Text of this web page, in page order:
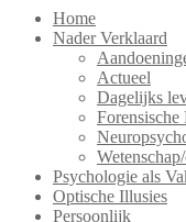
PsyBlog
HétHome
Nader Verklaard
Actueel
Dagelijks
Forensische
Psychologie als
Optische Illusies
Persoonlijk